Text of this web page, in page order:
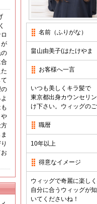
名前（ふりがな）
畠山由美子(はたけや
お客様へ一言
いつも美しくキラ髪で
東京都出身カウンセリ
け下さい。ウィッグの
職暦
10年以上
得意なイメージ
ウィッグで奇麗に楽しく
自分に合うウィッグが
いてくださいね！